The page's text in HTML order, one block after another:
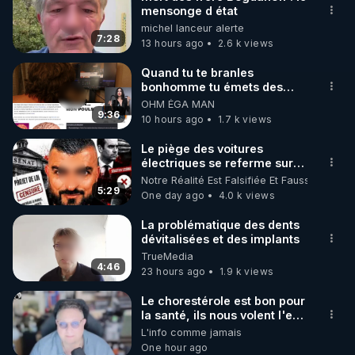
🌱 INSTAGRAM
https://www.instagram.com/rdlr_thierrycasasnovas/
http://rgnr.li/instagram
🌱 LA NEWSLETTER
Pour ne pas rater l’actualité RGNR (stages,
http://rgnr.li/news
🌱 VIDÉOS NON CENSURÉES SUR ODYSEE
Toutes les vidéos Youtube sont aussi sur la
http://rgnr.li/odysee
🌱 LES STAGES EN PRÉSENTIEL
http://rgnr.li/stages
7:28
mensonge d état
michel lanceur alerte
13 hours ago
2.6 k views
9:36
Quand tu te branles
bonhomme tu émets des
ondes ils ont juste omis de
t'expliquer
OHM ÉGA MAN
10 hours ago
1.7 k views
5:29
Le piège des voitures
électriques se referme sur
les usagers !
Notre Réalité Est Falsifiée Et Fausse
One day ago
4.0 k views
4:46
La problématique des dents
dévitalisées et des implants
TrueMedia
23 hours ago
1.9 k views
Le chorestérole est bon pour
la santé, ils nous volent l'eau
! 😒🤢😡
https://odysee.com/@anonyme:d3/
L'info comme jamais
One hour ago